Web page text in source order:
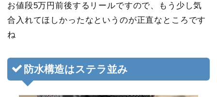
お値段5万円前後するリールですので、もう少し気
合入れてほしかったなというのが正直なところです
ね
防水構造はステラ並み